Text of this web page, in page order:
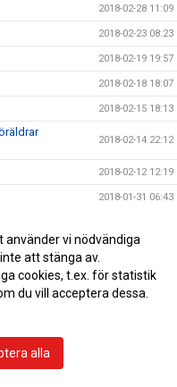
2018-02-28 11:09
2018-02-23 08:23
2018-02-19 19:57
2018-02-18 18:07
2018-02-15 18:13
2018-02-14 22:12
2018-02-12 12:19
2018-01-31 06:43
2018-01-16 11:29
2017-12-19 07:27
Ungdom 2017-12-18 14:57
använder vi nödvändiga
att stänga av.
cookies, t.ex. för statistik
du vill acceptera dessa.
alla